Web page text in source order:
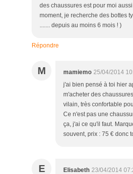
des chaussures est pour moi
moment, je recherche des bottes
....... depuis au moins 6 mois ! )
Répondre
M mamiemo 25/04/2014
j'ai bien pensé à toi hier
m'acheter des
vilain, très confortable
Ce n'est pas une
ça, j'ai ce qu'il faut.
souvent, prix : 75 € donc
E Elisabeth 23/04/2014